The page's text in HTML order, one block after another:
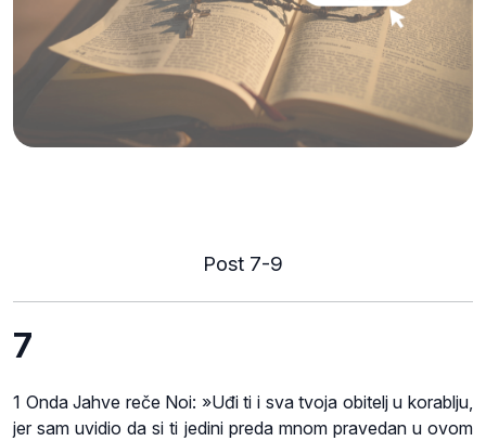
Post 7-9
7
1 Onda Jahve reče Noi: »Uđi ti i sva tvoja obitelj u korablju,
jer sam uvidio da si ti jedini preda mnom pravedan u ovom